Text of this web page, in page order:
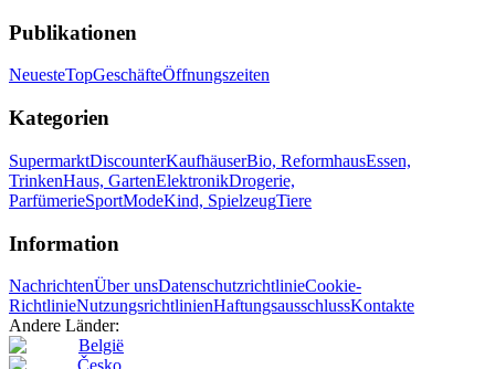
Publikationen
NeuesteTopGeschäfteÖffnungszeiten
Kategorien
SupermarktDiscounterKaufhäuserBio, ReformhausEssen,
TrinkenHaus, GartenElektronikDrogerie,
ParfümerieSportModeKind, SpielzeugTiere
Information
NachrichtenÜber unsDatenschutzrichtlinieCookie-
RichtlinieNutzungsrichtlinienHaftungsausschlussKontakte
Andere Länder:
België